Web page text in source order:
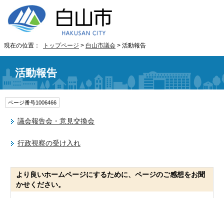
現在の位置： トップページ > 白山市議会 > 活動報告
活動報告
ページ番号1006466
議会報告会・意見交換会
行政視察の受け入れ
より良いホームページにするために、ページのご感想をお聞
かせください。